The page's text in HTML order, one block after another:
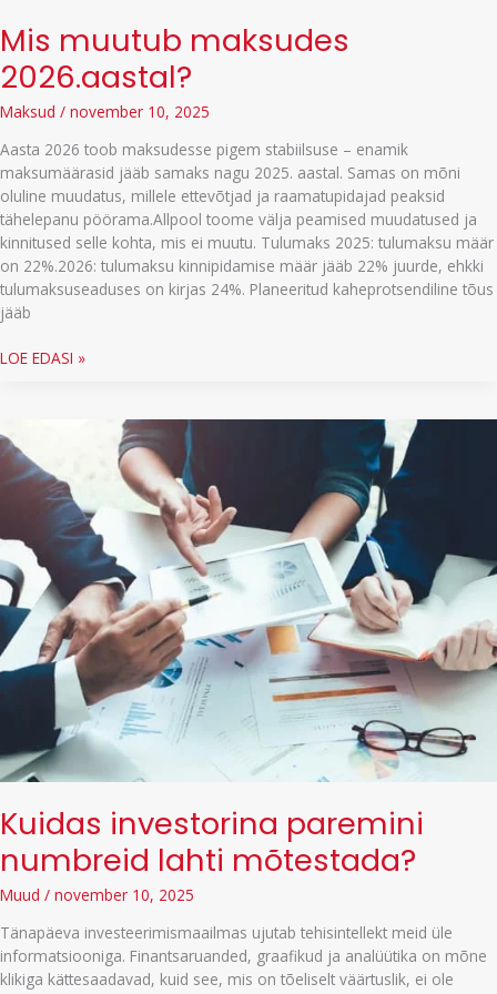
Mis muutub maksudes
2026.aastal?
Maksud / november 10, 2025
Aasta 2026 toob maksudesse pigem stabiilsuse – enamik
maksumäärasid jääb samaks nagu 2025. aastal. Samas on mõni
oluline muudatus, millele ettevõtjad ja raamatupidajad peaksid
tähelepanu pöörama.Allpool toome välja peamised muudatused ja
kinnitused selle kohta, mis ei muutu. Tulumaks 2025: tulumaksu määr
on 22%.2026: tulumaksu kinnipidamise määr jääb 22% juurde, ehkki
tulumaksuseaduses on kirjas 24%. Planeeritud kaheprotsendiline tõus
jääb
Mis
LOE EDASI »
Kuidas investorina paremini
numbreid lahti mõtestada?
Muud / november 10, 2025
Tänapäeva investeerimismaailmas ujutab tehisintellekt meid üle
informatsiooniga. Finantsaruanded, graafikud ja analüütika on mõne
klikiga kättesaadavad, kuid see, mis on tõeliselt väärtuslik, ei ole